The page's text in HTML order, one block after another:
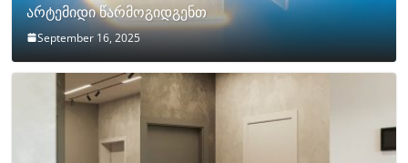
არტემიდი წარმოგიდგენთ
September 16, 2025